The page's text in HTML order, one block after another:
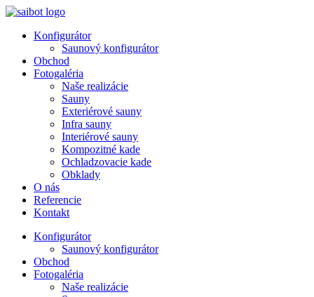
Preskočiť
obsah
Konfigurátor
Saunový konfigurátor
Obchod
Fotogaléria
Naše realizácie
Sauny
Exteriérové sauny
Infra sauny
Interiérové sauny
Kompozitné kade
Ochladzovacie kade
Obklady
O nás
Referencie
Kontakt
Konfigurátor
Saunový konfigurátor
Obchod
Fotogaléria
Naše realizácie